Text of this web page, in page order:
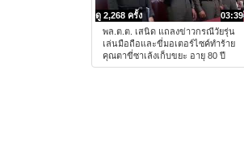
03:39
ดู 2,268 ครั้ง
พล.ต.ต. เสนิด แถลงข่าวกรณีวัยรุ่น
เล่นมือถือและขี่มอเตอร์ไซค์ทำร้าย
คุณตาขี่ซาเล้งเก็บขยะ อายุ 80 ปี